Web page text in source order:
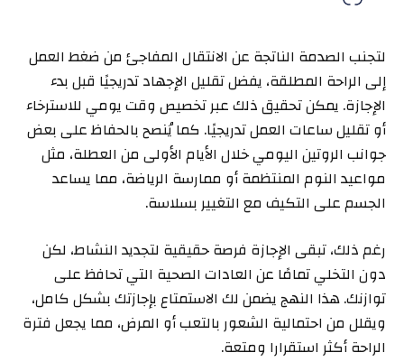
لتجنب الصدمة الناتجة عن الانتقال المفاجئ من ضغط العمل
إلى الراحة المطلقة، يفضل تقليل الإجهاد تدريجيًا قبل بدء
الإجازة. يمكن تحقيق ذلك عبر تخصيص وقت يومي للاسترخاء
أو تقليل ساعات العمل تدريجيًا. كما يُنصح بالحفاظ على بعض
جوانب الروتين اليومي خلال الأيام الأولى من العطلة، مثل
مواعيد النوم المنتظمة أو ممارسة الرياضة، مما يساعد
الجسم على التكيف مع التغيير بسلاسة.
رغم ذلك، تبقى الإجازة فرصة حقيقية لتجديد النشاط، لكن
دون التخلي تمامًا عن العادات الصحية التي تحافظ على
توازنك. هذا النهج يضمن لك الاستمتاع بإجازتك بشكل كامل،
ويقلل من احتمالية الشعور بالتعب أو المرض، مما يجعل فترة
الراحة أكثر استقرارا ومتعة.